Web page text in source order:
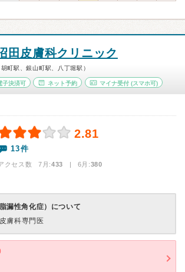
田皮膚科クリニック
町駅、銀山町駅、八丁堀駅）
子決済可 ネット予約 マイナ受付 (スマホ可)
2.81
13件
クセス数 7月:433 | 6月:380
漏性角化症）について
皮膚科専門医